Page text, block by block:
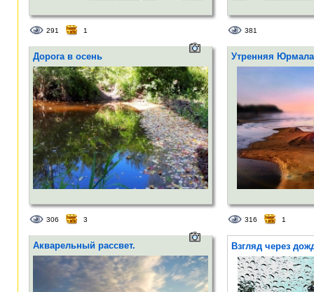
291 1 381
Дорога в осень
306 3
Утренняя Юрмала
316 1
Акварельный рассвет. Взгляд через